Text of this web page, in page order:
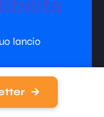
lancio